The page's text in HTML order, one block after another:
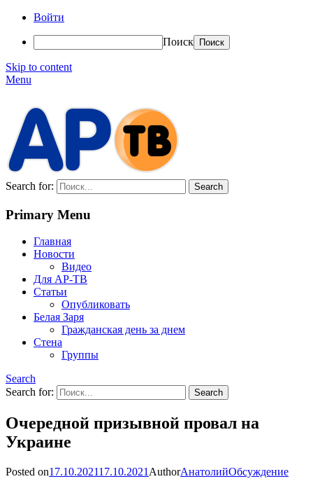
Войти
Поиск
Skip to content
Menu
Search for:
Primary Menu
Главная
Новости
Видео
Для АР-ТВ
Статьи
Опубликовать
Белая Заря
Гражданская день за днем
Стена
Группы
Search
Search for:
Очередной призывной провал на
Украине
Posted on17.10.202117.10.2021 AuthorАнатолийОбсуждение